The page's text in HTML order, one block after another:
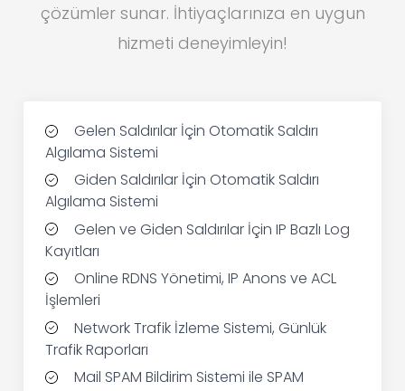
çözümler sunar. İhtiyaçlarınıza en uygun
hizmeti deneyimleyin!
Gelen Saldırılar İçin Otomatik Saldırı
Algılama Sistemi
Giden Saldırılar İçin Otomatik Saldırı
Algılama Sistemi
Gelen ve Giden Saldırılar İçin IP Bazlı Log
Kayıtları
Online RDNS Yönetimi, IP Anons ve ACL
İşlemleri
Network Trafik İzleme Sistemi, Günlük
Trafik Raporları
Mail SPAM Bildirim Sistemi ile SPAM